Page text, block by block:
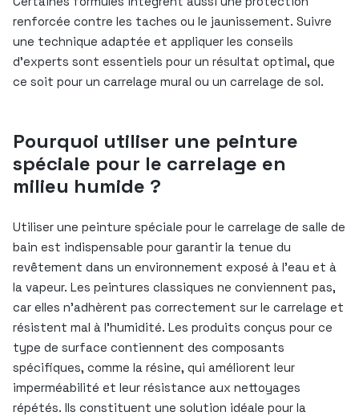
renforcée contre les taches ou le jaunissement. Suivre
une technique adaptée et appliquer les conseils
d’experts sont essentiels pour un résultat optimal, que
ce soit pour un carrelage mural ou un carrelage de sol.
Pourquoi utiliser une peinture
spéciale pour le carrelage en
milieu humide ?
Utiliser une peinture spéciale pour le carrelage de salle de
bain est indispensable pour garantir la tenue du
revêtement dans un environnement exposé à l’eau et à
la vapeur. Les peintures classiques ne conviennent pas,
car elles n’adhèrent pas correctement sur le carrelage et
résistent mal à l’humidité. Les produits conçus pour ce
type de surface contiennent des composants
spécifiques, comme la résine, qui améliorent leur
imperméabilité et leur résistance aux nettoyages
répétés. Ils constituent une solution idéale pour la